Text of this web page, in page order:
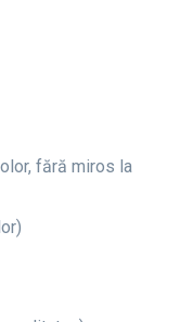
fără miros la